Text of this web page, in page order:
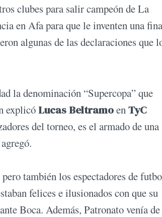
clubes para salir campeón de La
en Afa para que le inventen una
algunas de las declaraciones que
la denominación “Supercopa”que
explicó Lucas BeltramoenTyC
del torneo, es el armado de una
pero también los espectadores de
felices e ilusionados con que su
Boca. Además, Patronato venía de